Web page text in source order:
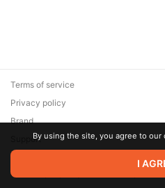
© 2026 Zaya Solutions Limited. All
are the property of their respective
Terms of service
Privacy policy
Brand
SupportBy using the site, you agree to our
I